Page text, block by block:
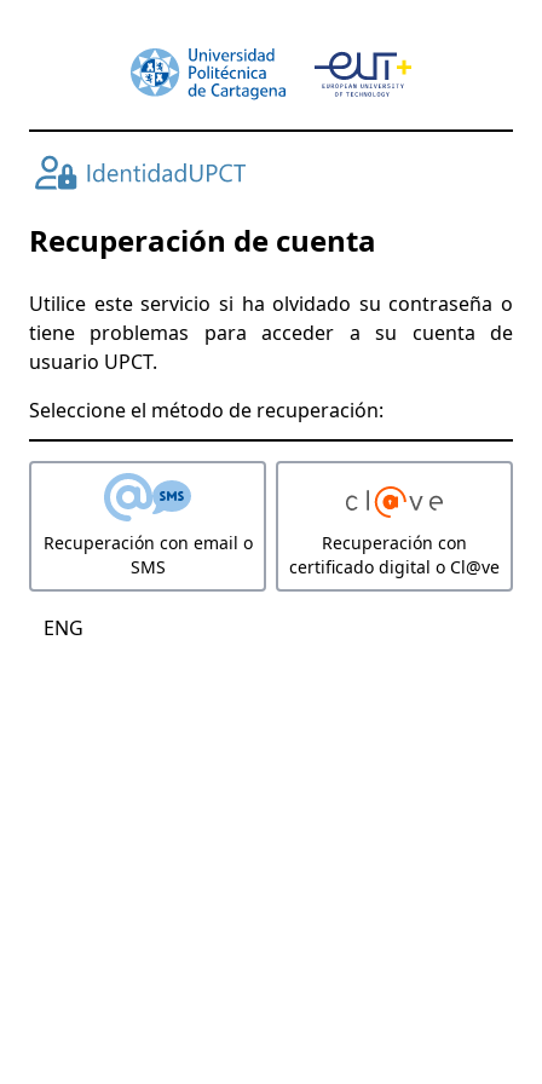
Recuperación de cuenta
Utilice este servicio si ha olvidado su contraseña o
tiene problemas para acceder a su cuenta de
usuario UPCT.
Seleccione el método de recuperación:
Recuperación con email o
SMS
Recuperación con
certificado digital o Cl@ve
ENG